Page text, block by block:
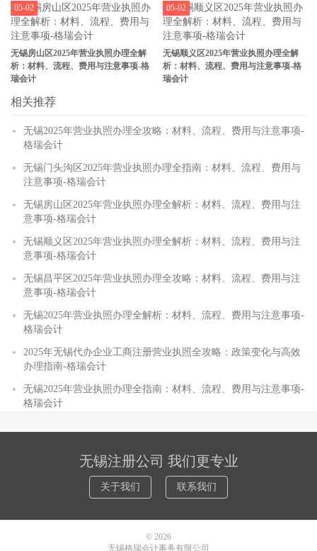
无锡房山区2025年营业执照办理全解
析：材料、流程、费用与注意事项-格
瑞会计
05-02
无锡顺义区2025年营业执照办理全解
析：材料、流程、费用与注意事项-格
瑞会计
05-02
相关推荐
无锡2025年营业执照办理全攻略：材料、流程、费用与注意事项-
格瑞会计
无锡门头沟区2025年营业执照办理全指南：材料、流程、费用与
注意事项-格瑞会计
无锡房山区2025年营业执照办理全解析：材料、流程、费用与注
意事项-格瑞会计
无锡顺义区2025年营业执照办理全解析：材料、流程、费用与注
意事项-格瑞会计
无锡昌平区2025年营业执照办理全攻略：材料、流程、费用与注
意事项-格瑞会计
无锡2025年营业执照办理全解析：材料、流程、费用与注意事项-
格瑞会计
2025年无锡代办企业工商注册营业执照全攻略：政策变化与高效
办理指南-格瑞会计
无锡2025年营业执照办理全指南：材料、流程、费用与注意事项-
格瑞会计
无锡注册公司 我们更专业
关于我们 联系我们
© 2026
无锡格瑞会计事务有限公司